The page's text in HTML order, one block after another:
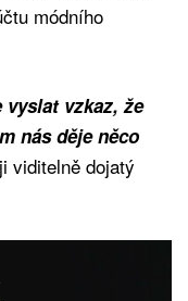
módního
vyslat vzkaz, že
nás děje něco
viditelně dojatý